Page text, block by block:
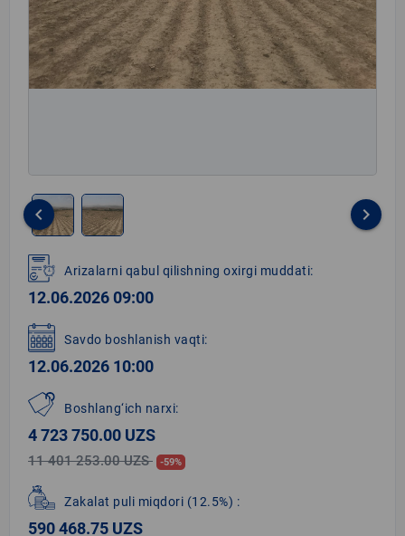
1
of
2
keyboard_arrow_left keyboard_arrow_right
Arizalarni qabul qilishning oxirgi muddati:
12.06.2026 09:00
Savdo boshlanish vaqti:
12.06.2026 10:00
Boshlang‘ich narxi:
4 723 750.00 UZS
11 401 253.00 UZS -59%
Zakalat puli miqdori (12.5%) :
590 468.75 UZS